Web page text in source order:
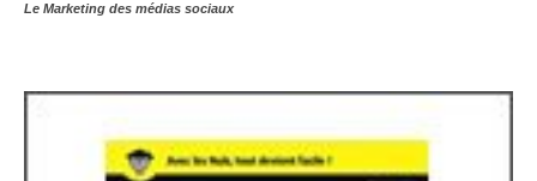
Le Marketing des médias sociaux